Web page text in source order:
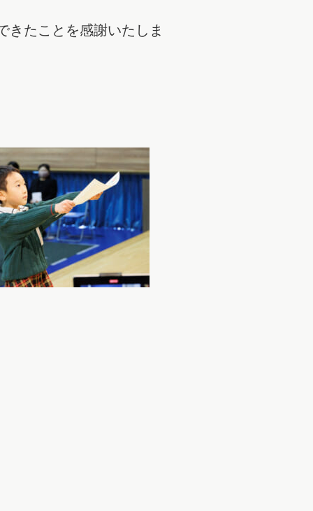
きたことを感謝いたしま